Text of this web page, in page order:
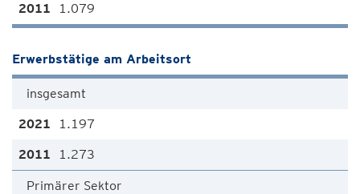
1.079
Erwerbstätige am Arbeitsort
insgesamt
1.197
1.273
Primärer Sektor